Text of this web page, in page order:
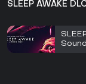
SLEEP AWAKE